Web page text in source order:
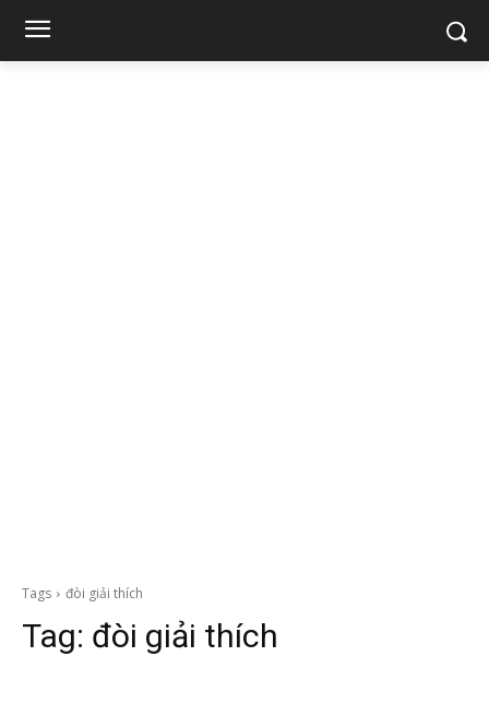
Tags đòi giải thích
Tag: đòi giải thích